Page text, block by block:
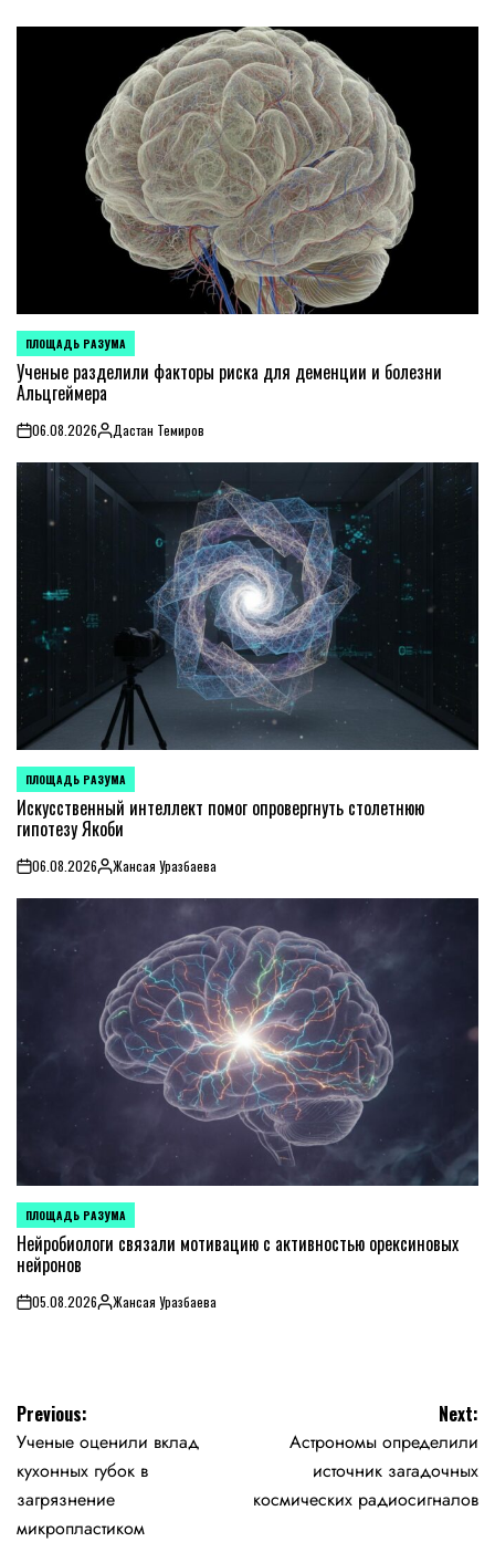
POSTED
IN
ПЛОЩАДЬ РАЗУМА
Ученые разделили факторы риска для деменции и болезни
Альцгеймера
on06.08.2026PostedДастан Темиров
POSTED
IN
ПЛОЩАДЬ РАЗУМА
Искусственный интеллект помог опровергнуть столетнюю
гипотезу Якоби
on06.08.2026PostedЖансая Уразбаева
POSTED
IN
ПЛОЩАДЬ РАЗУМА
Нейробиологи связали мотивацию с активностью орексиновых
нейронов
on05.08.2026PostedЖансая Уразбаева
Навигация
по
записям
Previous:
Ученые оценили вклад
кухонных губок в
загрязнение
микропластиком
Next:
Астрономы определили
источник загадочных
космических радиосигналов